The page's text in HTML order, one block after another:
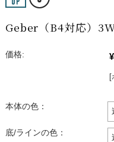
Geber（B4対応）
価格:
[
本体の色：
底/ラインの色：